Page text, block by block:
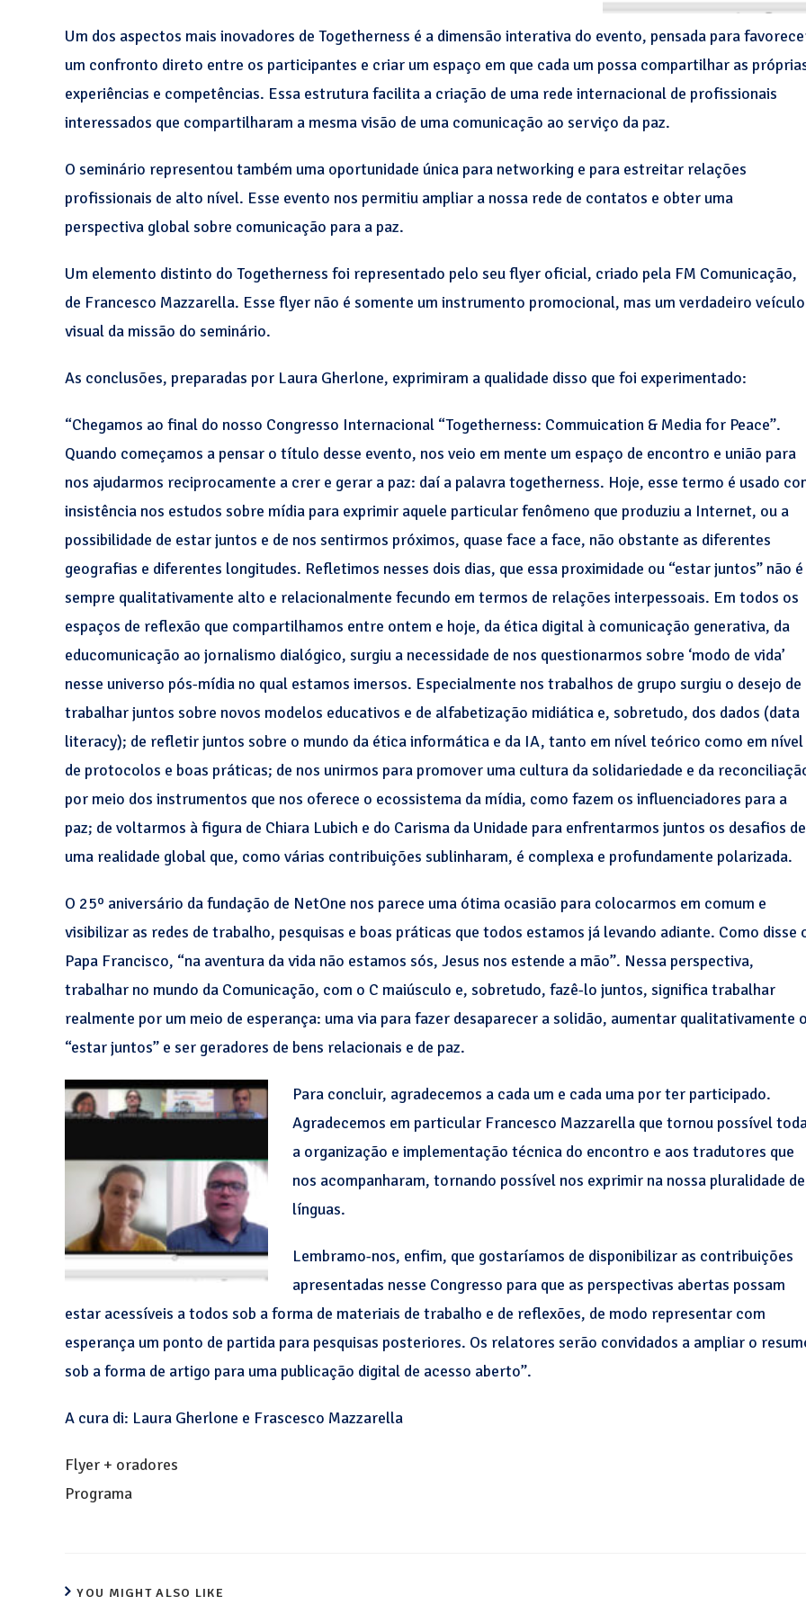
Um dos aspectos mais inovadores de Togetherness é a dimensão interativa do evento, pensada para
um confronto direto entre os participantes e criar um espaço em que cada um possa compartilhar as
experiências e competências. Essa estrutura facilita a criação de uma rede internacional de profissionais
interessados que compartilharam a mesma visão de uma comunicação ao serviço da paz.
O seminário representou também uma oportunidade única para networking e para estreitar relações
profissionais de alto nível. Esse evento nos permitiu ampliar a nossa rede de contatos e obter uma
perspectiva global sobre comunicação para a paz.
Um elemento distinto do Togetherness foi representado pelo seu flyer oficial, criado pela FM Comunicação,
de Francesco Mazzarella. Esse flyer não é somente um instrumento promocional, mas um verdadeiro veículo
visual da missão do seminário.
As conclusões, preparadas por Laura Gherlone, exprimiram a qualidade disso que foi experimentado:
“Chegamos ao final do nosso Congresso Internacional “Togetherness: Commuication & Media for Peace”.
Quando começamos a pensar o título desse evento, nos veio em mente um espaço de encontro e união para
nos ajudarmos reciprocamente a crer e gerar a paz: daí a palavra togetherness. Hoje, esse termo é usado
insistência nos estudos sobre mídia para exprimir aquele particular fenômeno que produziu a Internet, ou a
possibilidade de estar juntos e de nos sentirmos próximos, quase face a face, não obstante as diferentes
geografias e diferentes longitudes. Refletimos nesses dois dias, que essa proximidade ou “estar juntos” não é
sempre qualitativamente alto e relacionalmente fecundo em termos de relações interpessoais. Em todos os
espaços de reflexão que compartilhamos entre ontem e hoje, da ética digital à comunicação generativa, da
educomunicação ao jornalismo dialógico, surgiu a necessidade de nos questionarmos sobre ‘modo de vida’
nesse universo pós-mídia no qual estamos imersos. Especialmente nos trabalhos de grupo surgiu o desejo de
trabalhar juntos sobre novos modelos educativos e de alfabetização midiática e, sobretudo, dos dados (data
literacy); de refletir juntos sobre o mundo da ética informática e da IA, tanto em nível teórico como em nível
de protocolos e boas práticas; de nos unirmos para promover uma cultura da solidariedade e da
por meio dos instrumentos que nos oferece o ecossistema da mídia, como fazem os influenciadores para a
paz; de voltarmos à figura de Chiara Lubich e do Carisma da Unidade para enfrentarmos juntos os desafios de
uma realidade global que, como várias contribuições sublinharam, é complexa e profundamente polarizada.
O 25º aniversário da fundação de NetOne nos parece uma ótima ocasião para colocarmos em comum e
visibilizar as redes de trabalho, pesquisas e boas práticas que todos estamos já levando adiante. Como disse
Papa Francisco, “na aventura da vida não estamos sós, Jesus nos estende a mão”. Nessa perspectiva,
trabalhar no mundo da Comunicação, com o C maiúsculo e, sobretudo, fazê-lo juntos, significa trabalhar
realmente por um meio de esperança: uma via para fazer desaparecer a solidão, aumentar qualitativamente
“estar juntos” e ser geradores de bens relacionais e de paz.
Para concluir, agradecemos a cada um e cada uma por ter participado.
Agradecemos em particular Francesco Mazzarella que tornou possível
a organização e implementação técnica do encontro e aos tradutores que
nos acompanharam, tornando possível nos exprimir na nossa pluralidade de
línguas.
Lembramo-nos, enfim, que gostaríamos de disponibilizar as contribuições
apresentadas nesse Congresso para que as perspectivas abertas possam
estar acessíveis a todos sob a forma de materiais de trabalho e de reflexões, de modo representar com
esperança um ponto de partida para pesquisas posteriores. Os relatores serão convidados a ampliar o
sob a forma de artigo para uma publicação digital de acesso aberto”.
A cura di: Laura Gherlone e Frascesco Mazzarella
Flyer + oradores
Programa
YOU MIGHT ALSO LIKE